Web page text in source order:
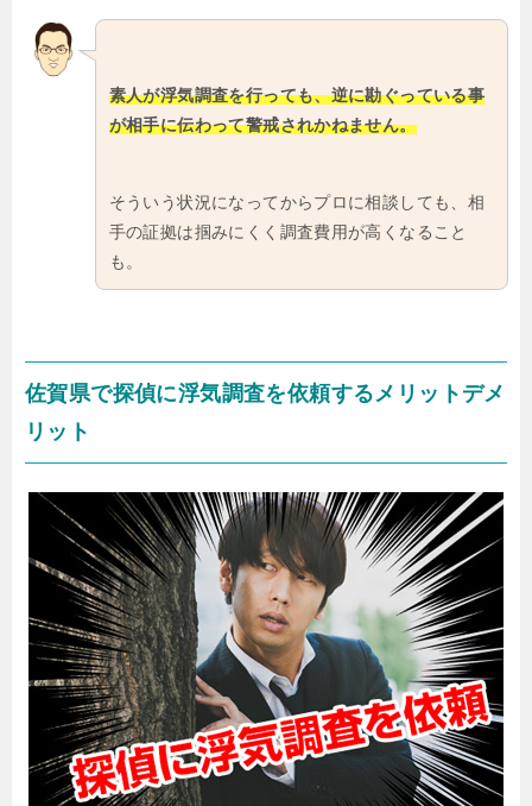
素人が浮気調査を行っても、逆に勘ぐっている事
が相手に伝わって警戒されかねません。
そういう状況になってからプロに相談しても、相
手の証拠は掴みにくく調査費用が高くなること
も。
佐賀県で探偵に浮気調査を依頼するメリットデメ
リット